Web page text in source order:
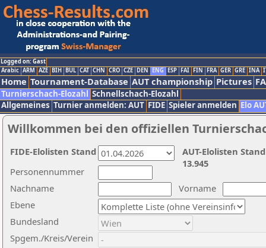
Logged on: Gast
Arabic ARM AZE BIH BUL CAT CHN CRO CZE DEN ENG ESP FAI FIN FRA GER GRE INA
Home Tournament-Database AUT championship Pictures
Turnierschach-Elozahl Schnellschach-Elozahl
Allgemeines Turnier anmelden: AUT FIDE Spieler anmelden Elo
Willkommen bei den offiziellen
Nachname
Vorname
Ebene
Personennummer
Bundesland
Spgem./Kreis/Verein
AUT-Elolisten
13.945
FIDE-Elolisten Stand